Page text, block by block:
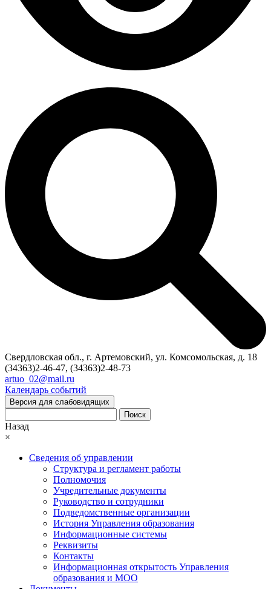
Свердловская обл., г. Артемовский, ул. Комсомольская, д. 18
(34363)2-46-47, (34363)2-48-73
artuo_02@mail.ru
Календарь событий
Версия для слабовидящих
Поиск
Назад
×
Сведения об управлении
Структура и регламент работы
Полномочия
Учредительные документы
Руководство и сотрудники
Подведомственные организации
История Управления образования
Информационные системы
Реквизиты
Контакты
Информационная открытость Управления
образования и МОО